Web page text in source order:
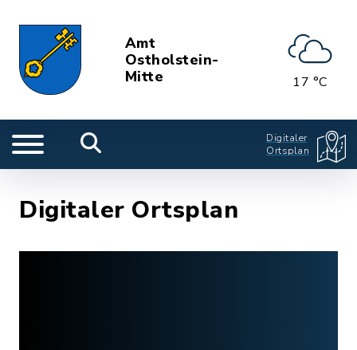
Amt
Ostholstein-
Mitte
17 °C
Digitaler
Ortsplan
Digitaler Ortsplan